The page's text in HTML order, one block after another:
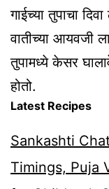
गाईच्या तुपाचा
वातीच्या आयवजी
तुपामध्ये केसर
होतो.
Latest Recipes
Sankashti
Timings, Puja